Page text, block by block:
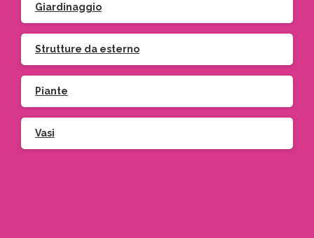
Giardinaggio
Strutture da esterno
Piante
Vasi